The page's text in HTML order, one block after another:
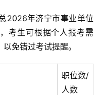
2026年济宁市事业单位
考生可根据个人报考需
免错过考试提醒。
职位数/
人数